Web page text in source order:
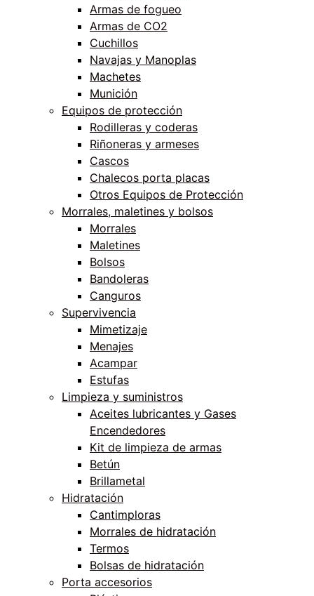
Armas de fogueo
Armas de CO2
Cuchillos
Navajas y Manoplas
Machetes
Munición
Equipos de protección
Rodilleras y coderas
Riñoneras y armeses
Cascos
Chalecos porta placas
Otros Equipos de Protección
Morrales, maletines y bolsos
Morrales
Maletines
Bolsos
Bandoleras
Canguros
Supervivencia
Mimetizaje
Menajes
Acampar
Estufas
Limpieza y suministros
Aceites lubricantes y Gases
Encendedores
Kit de limpieza de armas
Betún
Brillametal
Hidratación
Cantimploras
Morrales de hidratación
Termos
Bolsas de hidratación
Porta accesorios